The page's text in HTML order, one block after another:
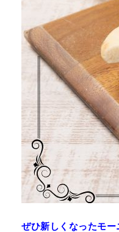
ぜひ新しくなったモー